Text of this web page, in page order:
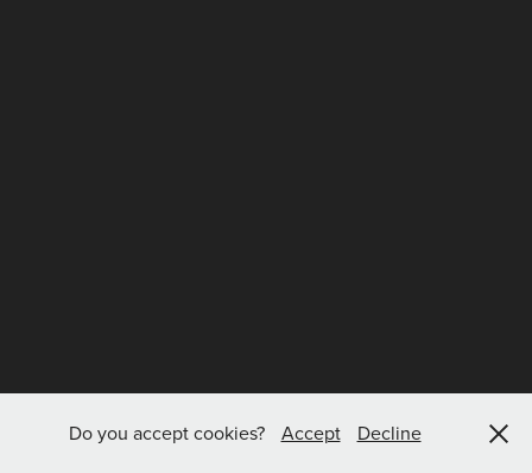
Do you accept cookies? Accept Decline